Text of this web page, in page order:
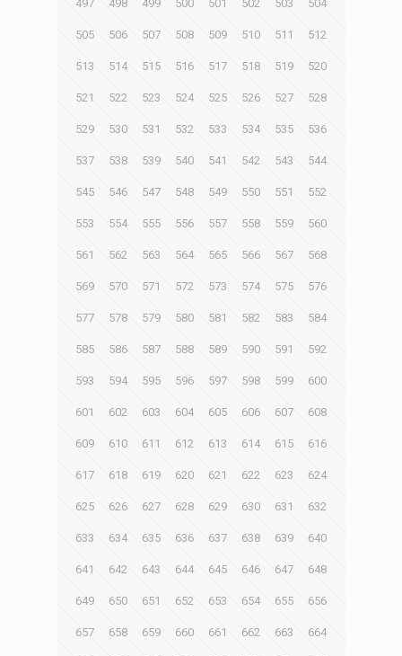
497 498 499 500 501 502 503 504
505 506 507 508 509 510 511 512
513 514 515 516 517 518 519 520
521 522 523 524 525 526 527 528
529 530 531 532 533 534 535 536
537 538 539 540 541 542 543 544
545 546 547 548 549 550 551 552
553 554 555 556 557 558 559 560
561 562 563 564 565 566 567 568
569 570 571 572 573 574 575 576
577 578 579 580 581 582 583 584
585 586 587 588 589 590 591 592
593 594 595 596 597 598 599 600
601 602 603 604 605 606 607 608
609 610 611 612 613 614 615 616
617 618 619 620 621 622 623 624
625 626 627 628 629 630 631 632
633 634 635 636 637 638 639 640
641 642 643 644 645 646 647 648
649 650 651 652 653 654 655 656
657 658 659 660 661 662 663 664